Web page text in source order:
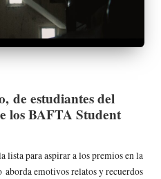
de estudiantes del
los BAFTA Student
lista para aspirar a los premios en la
emotivos relatos y recuerdos